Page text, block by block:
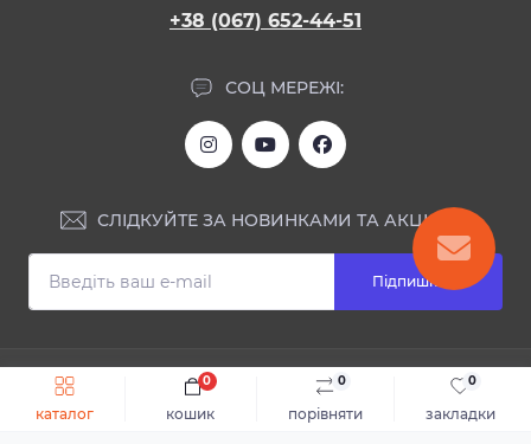
каталог порівняти
0
закладки
0
кошик
0
Швидке замовлення До кошика
+38 (067) 652-44-51
СОЦ МЕРЕЖІ:
СЛІДКУЙТЕ ЗА НОВИНКАМИ ТА АКЦІЯМИ:
Підпишіться
ІНФОРМАЦІЯ